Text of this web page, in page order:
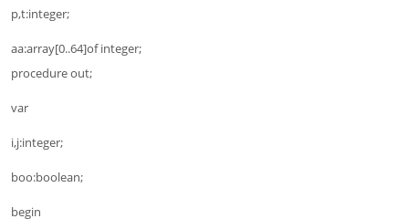
p,t:integer;
aa:array[0..64]of integer;
procedure out;
var
i,j:integer;
boo:boolean;
begin